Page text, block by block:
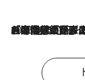
2026.8.3
「今後値上げがあるとすれば…」「リスクがあるのは今年の冬」エネルギー専門家が語る、ホルムズ海峡封鎖が家庭にもたらす“ある心配”